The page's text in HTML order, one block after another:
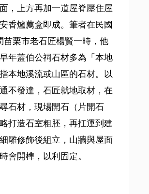
，上方再加一道屋脊壓住屋
香爐薦盒即成。筆者在民國
苗栗市老石匠楊賢一時，他
年蓋伯公祠石材多為「本地
本地溪流或山區的石材。以
不發達，石匠就地取材，在
石材，現場開石（片開石
打造石室粗胚，再扛運到建
雕修飾後組立，山牆與屋面
會開榫，以利固定。